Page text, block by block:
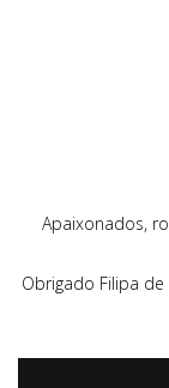
Apaixonados,
Obrigado Filipa